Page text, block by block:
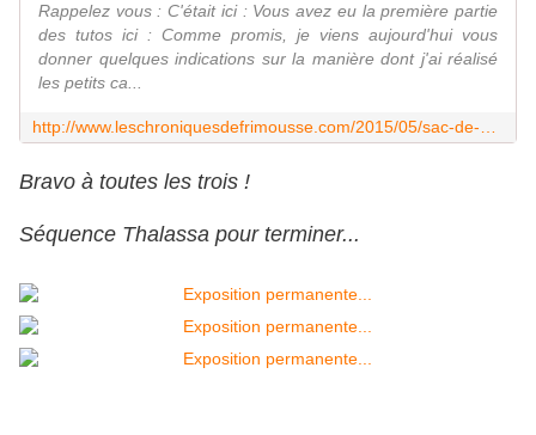
Rappelez vous : C'était ici : Vous avez eu la première partie
des tutos ici : Comme promis, je viens aujourd'hui vous
donner quelques indications sur la manière dont j'ai réalisé
les petits ca...
Bravo à toutes les trois !
Séquence Thalassa pour terminer...